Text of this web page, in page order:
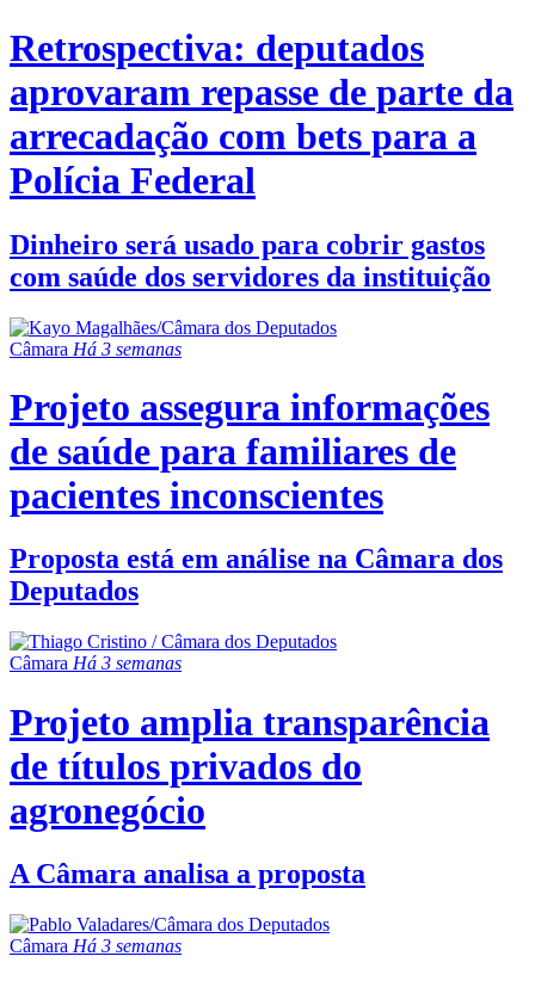
Retrospectiva: deputados
aprovaram repasse de parte da
arrecadação com bets para a
Polícia Federal
Dinheiro será usado para cobrir gastos
com saúde dos servidores da instituição
Câmara Há 3 semanas
Projeto assegura informações
de saúde para familiares de
pacientes inconscientes
Proposta está em análise na Câmara dos
Deputados
Câmara Há 3 semanas
Projeto amplia transparência
de títulos privados do
agronegócio
A Câmara analisa a proposta
Câmara Há 3 semanas